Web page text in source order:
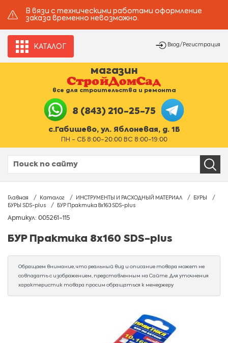
В вязи с техническими работами оформление
заказа временно невозможно.
КАТАЛОГ Вход/Регистрация
магазин
все для строительства и ремонта
8 (843) 210-25-75
с.Габишево, ул. Яблоневая, д. 1Б
ПН - СБ 8:00-20:00 ВС 8:00-19:00
Главная Каталог ИНСТРУМЕНТЫ И РАСХОДНЫЙ МАТЕРИАЛ
БУРЫ
БУРЫ SDS-plus
БУР Практика 8х160 SDS-plus
Артикул: 005261-115
БУР Практика 8х160 SDS-plus
Обращаем внимание, что реальный вид и описание товара может не
совпадать с изображением, представленным на Сайте. Для уточнения
характеристик товара просим обращаться к менеджеру